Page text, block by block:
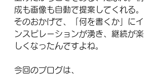
成も画像も自動で提案してくれる。
そのおかげで、「何を書くか」にイ
ンスピレーションが湧き、継続が楽
しくなったんですよね。
今回のブログは、